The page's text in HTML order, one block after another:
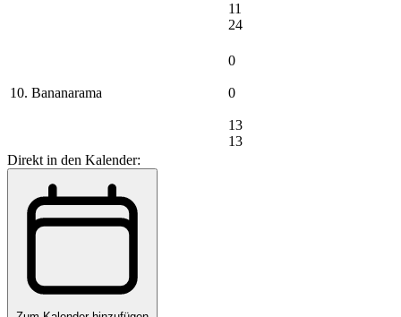
11
24
10. Bananarama
0
0
13
13
Direkt in den Kalender: